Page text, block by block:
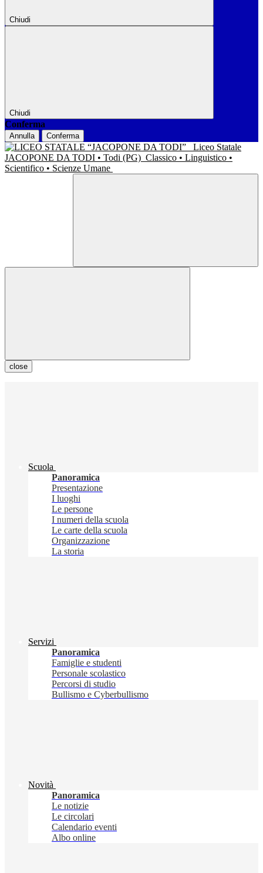
Chiudi
Chiudi
Conferma
Annulla Conferma
Liceo Statale
JACOPONE DA TODI • Todi (PG) Classico • Linguistico •
Scientifico • Scienze Umane
close
Scuola
Panoramica
Presentazione
I luoghi
Le persone
I numeri della scuola
Le carte della scuola
Organizzazione
La storia
Servizi
Panoramica
Famiglie e studenti
Personale scolastico
Percorsi di studio
Bullismo e Cyberbullismo
Novità
Panoramica
Le notizie
Le circolari
Calendario eventi
Albo online